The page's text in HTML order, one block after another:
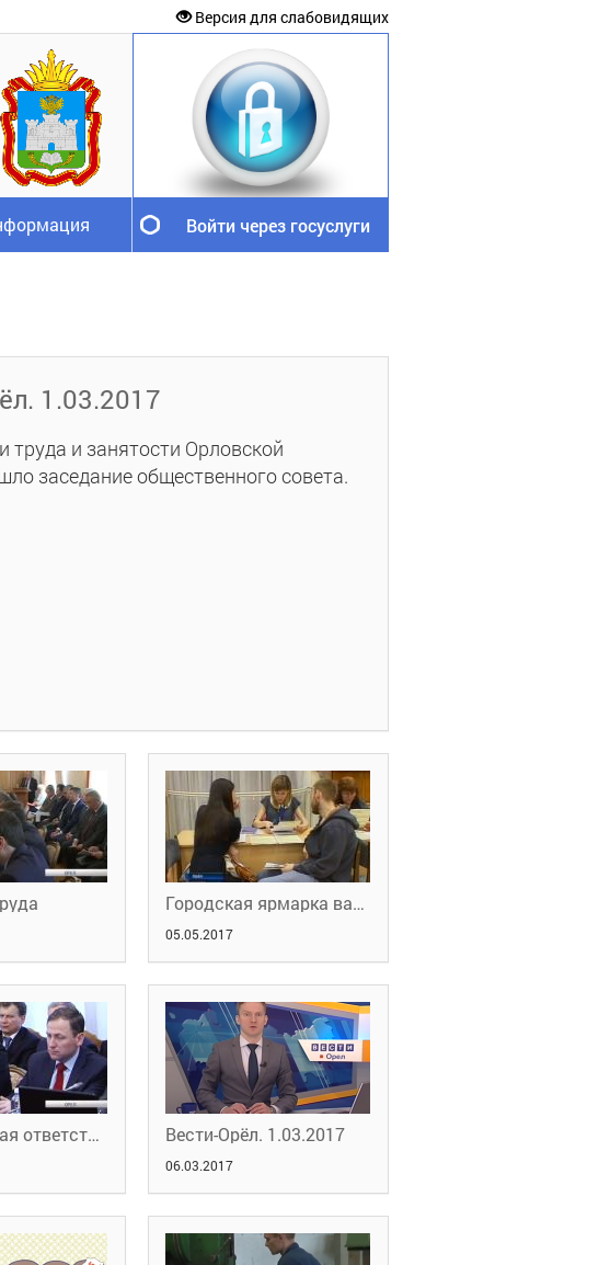
Версия для слабовидящих
Войти через госуслуги
1.03.2017
труда и занятости Орловской
заседание общественного совета.
Городская ярмарка вакансий 28 апреля 2017
05.05.2017
Коллективная ответственность Вести-Орёл. 1.03.2017
06.03.2017